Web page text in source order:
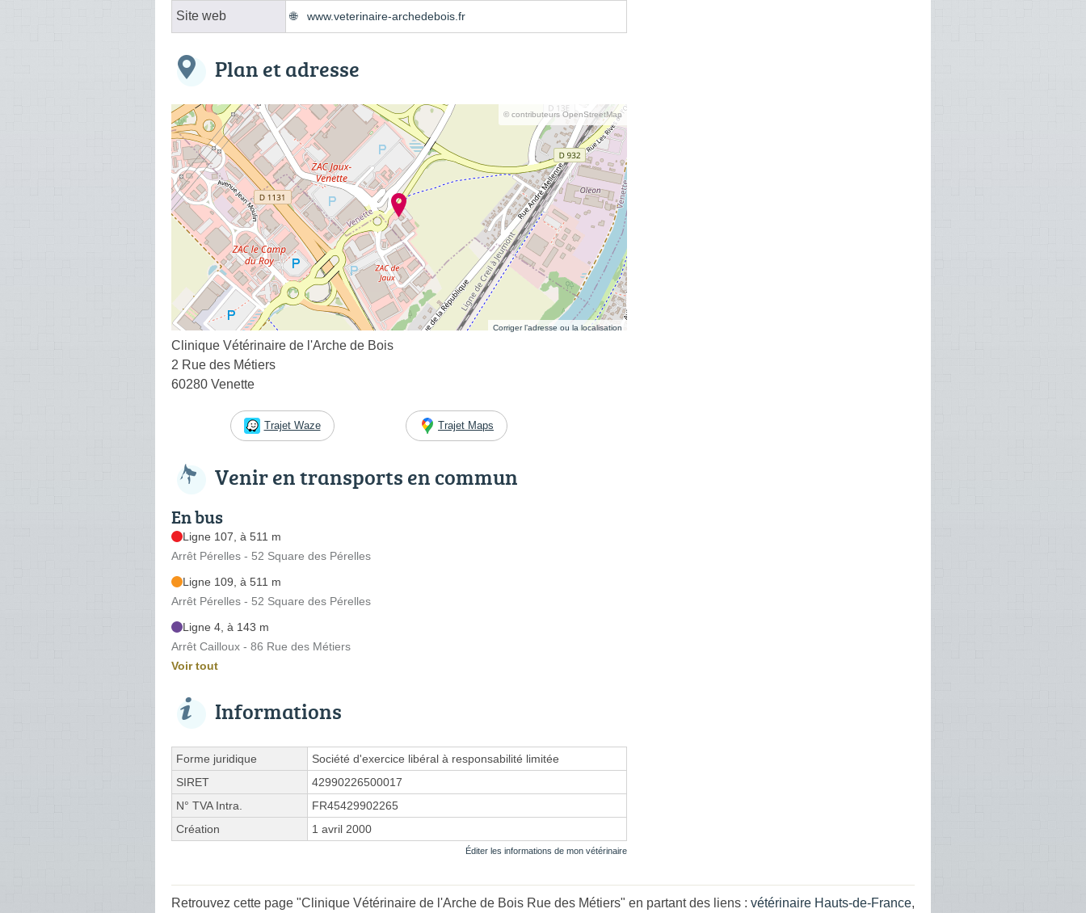
Site web www.veterinaire-archedebois.fr
Plan et adresse
© contributeurs OpenStreetMap
Corriger l’adresse ou la localisation
Clinique Vétérinaire de l'Arche de Bois
2 Rue des Métiers
60280 Venette
Trajet Waze Trajet Maps
Venir en transports en commun
En bus
Ligne 107, à 511 m
Arrêt Pérelles - 52 Square des Pérelles
Ligne 109, à 511 m
Arrêt Pérelles - 52 Square des Pérelles
Ligne 4, à 143 m
Arrêt Cailloux - 86 Rue des Métiers
Voir tout
Informations
Forme juridique
Société d'exercice libéral à responsabilité limitée
SIRET
42990226500017
N° TVA Intra.
FR45429902265
Création
1 avril 2000
Éditer les informations de mon vétérinaire
Retrouvez cette page "Clinique Vétérinaire de l'Arche de Bois Rue des Métiers" en partant des liens : vétérinaire Hauts-de-France,